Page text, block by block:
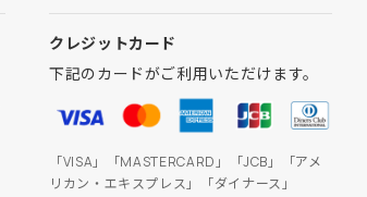
クレジットカード
下記のカードがご利用いただけます。
「VISA」「MASTERCARD」「JCB」「アメ
リカン・エキスプレス」「ダイナース」